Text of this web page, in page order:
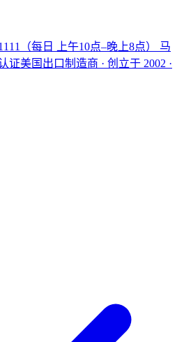
（每日 上午10点–晚上8点） 马
证美国出口制造商 · 创立于 2002 ·